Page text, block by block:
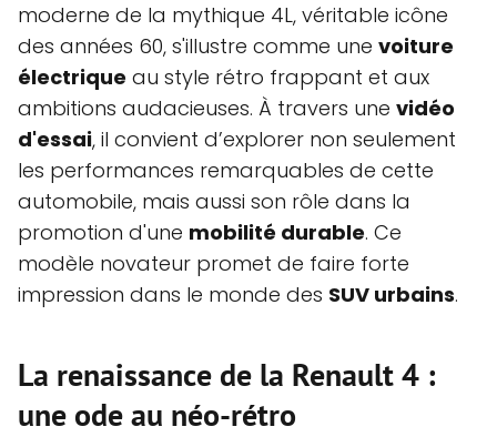
moderne de la mythique 4L, véritable icône
des années 60, s'illustre comme une voiture
électrique au style rétro frappant et aux
ambitions audacieuses. À travers une vidéo
d'essai, il convient d’explorer non seulement
les performances remarquables de cette
automobile, mais aussi son rôle dans la
promotion d'une mobilité durable. Ce
modèle novateur promet de faire forte
impression dans le monde des SUV urbains.
La renaissance de la Renault 4 :
une ode au néo-rétro